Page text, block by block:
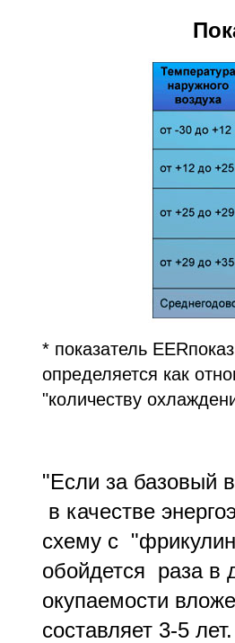
* показатель
определяется как
"количеству
"Если за базовый
в качестве
схему с
обойдется раза в
окупаемости
составляет 3-5